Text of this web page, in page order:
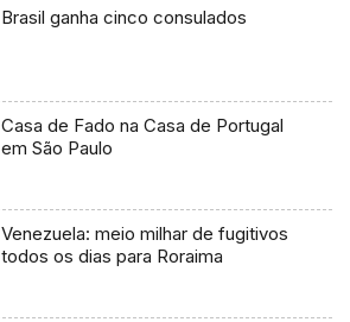
Brasil ganha cinco consulados
Casa de Fado na Casa de Portugal
em São Paulo
Venezuela: meio milhar de fugitivos
todos os dias para Roraima